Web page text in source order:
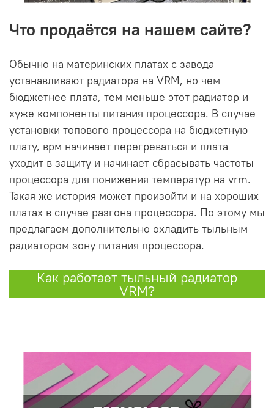
Что продаётся на нашем сайте?
Обычно на материнских платах с завода
устанавливают радиатора на VRM, но чем
бюджетнее плата, тем меньше этот радиатор и
хуже компоненты питания процессора. В случае
установки топового процессора на бюджетную
плату, врм начинает перегреваться и плата
уходит в защиту и начинает сбрасывать частоты
процессора для понижения температур на vrm.
Такая же история может произойти и на хороших
платах в случае разгона процессора. По этому мы
предлагаем дополнительно охладить тыльным
радиатором зону питания процессора.
Как работает тыльный радиатор
VRM?